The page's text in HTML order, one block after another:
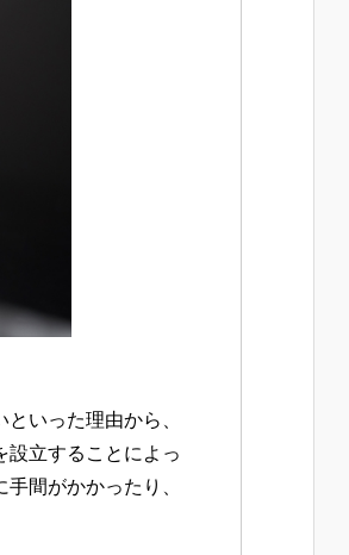
いった理由から、
設立することによっ
間がかかったり、